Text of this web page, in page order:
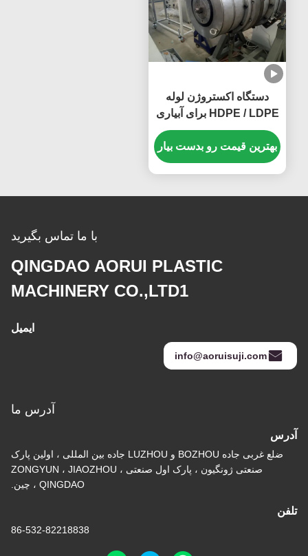
دستگاه اکستروژن لوله
HDPE / LDPE برای آبیاری
، 2-3 اکسترودر لوله
اکسترودر
بهترین قیمت رو بدست بیار
با ما تماس بگیرید
QINGDAO AORUI PLASTIC
MACHINERY CO.,LTD1
ایمیل
info@aoruisuji.com
آدرس ما
آدرس
ضلع غربی جاده BOZHOU و LUZHOU جاده بین المللی ، اولین پارک
صنعتی ژونگیون ، پارک اول صنعتی ZONGYUN ، JIAOZHOU ،
QINGDAO ، چین.
تلفن
86-532-82218838